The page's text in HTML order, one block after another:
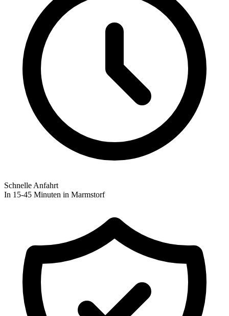
Schnelle Anfahrt
In 15-45 Minuten in Marmstorf